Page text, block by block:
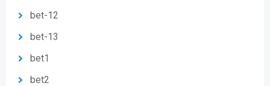
bet-12
bet-13
bet1
bet2